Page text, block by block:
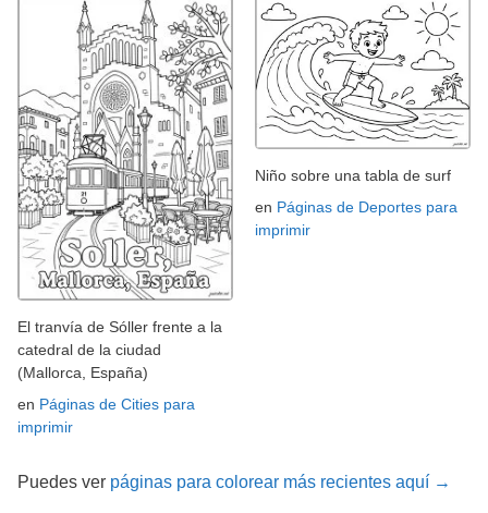
El tranvía de Sóller frente a la
catedral de la ciudad
(Mallorca, España)
en Páginas de Cities para
imprimir
Niño sobre una tabla de surf
en Páginas de Deportes para
imprimir
Puedes ver páginas para colorear más recientes aquí →